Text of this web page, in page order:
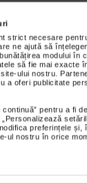
strict necesare
ne ajută să
modului în
să fie mai exacte
ului nostru.
a oferi publicitate
pentru a fi
preferințele și,
ul nostru în orice
este
accidentala
Este o
copiilor,
este
de prea plin: cand
digestiv
o senzatie